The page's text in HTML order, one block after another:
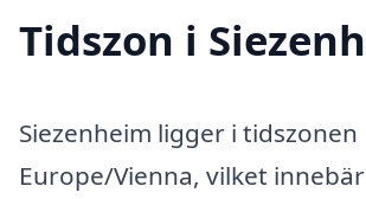
Tidszon i
Siezenheim ligger i tidszonen
Europe/Vienna, vilket